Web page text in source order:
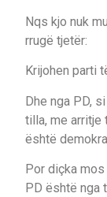
Nqs kjo nuk
rrugë tjetër:
Krijohen parti
Dhe nga PD,
tilla, me arritje
është
Por diçka
PD është nga